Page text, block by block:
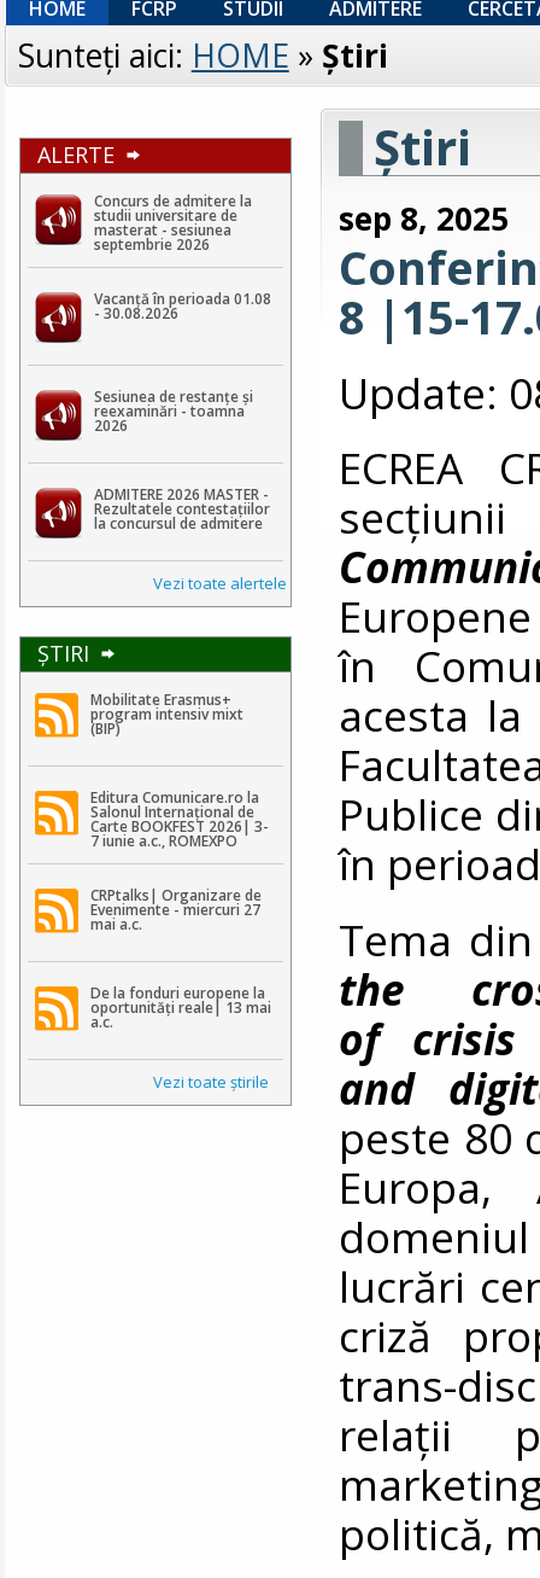
HOME FCRP STUDII ADMITERE
Sunteţi aici: HOME » Ştiri
ALERTE
Concurs de admitere la
studii universitare de
masterat - sesiunea
septembrie 2026
Vacanță în perioada 01.08
- 30.08.2026
Sesiunea de restanțe și
reexaminări - toamna
2026
ADMITERE 2026 MASTER -
Rezultatele contestaţiilor
la concursul de admitere
Vezi toate alertele
ŞTIRI
Mobilitate Erasmus+
program intensiv mixt
(BIP)
Editura Comunicare.ro la
Salonul Internațional de
Carte BOOKFEST 2026| 3-
7 iunie a.c., ROMEXPO
CRPtalks| Organizare de
Evenimente - miercuri 27
mai a.c.
De la fonduri europene la
oportunități reale| 13 mai
a.c.
Vezi toate ştirile
Ştiri
sep 8, 2025
8 |15-
Update:
ECREA
în
acesta
Publice
în
Tema
the
of crisis
and
peste 80
lucrări
criză
trans-
relații
politică,